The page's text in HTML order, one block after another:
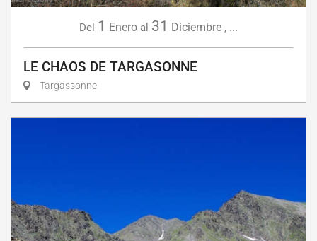
Del 1 Enero al 31 Diciembre , ...
LE CHAOS DE TARGASONNE
Targassonne